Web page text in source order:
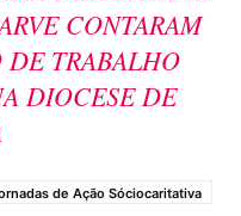
CONTARAM
TRABALHO
DIOCESE DE
de Ação Sóciocaritativa